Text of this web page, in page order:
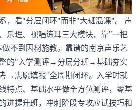
看"分层闭环"而非"大班混课"。 声
乐理、视唱练耳三大模块，靠"一把
不到因材施教。靠谱的南京声乐艺
的"入学测评→分层分班→基础夯实
→志愿填报"全周期闭环。入学时就
特点、基础水平做全方位测评，零基
进提升班，冲刺阶段专攻应试技巧和